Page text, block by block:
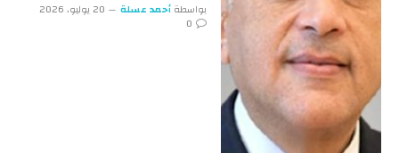
بواسطة أحمد عسلة
20 يوليو، 2026
0